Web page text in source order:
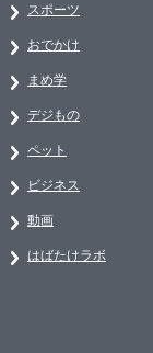
スポーツ
おでかけ
まめ学
デジもの
ペット
ビジネス
動画
はばたけラボ